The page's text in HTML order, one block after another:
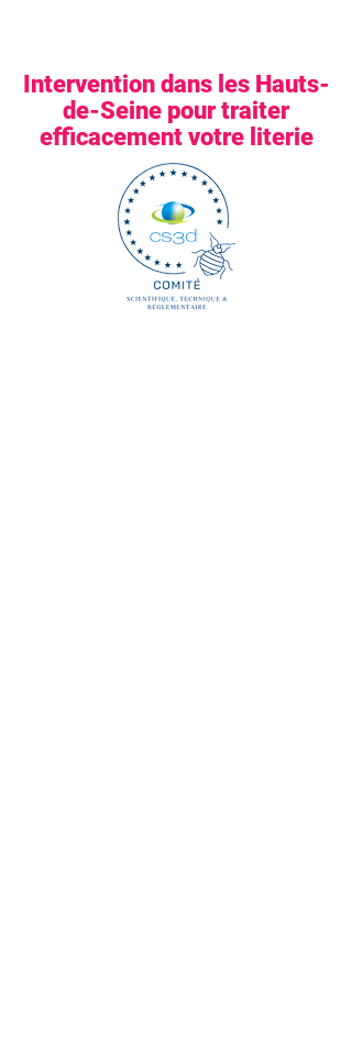
Intervention dans les Hauts-
de-Seine pour traiter
efficacement votre literie